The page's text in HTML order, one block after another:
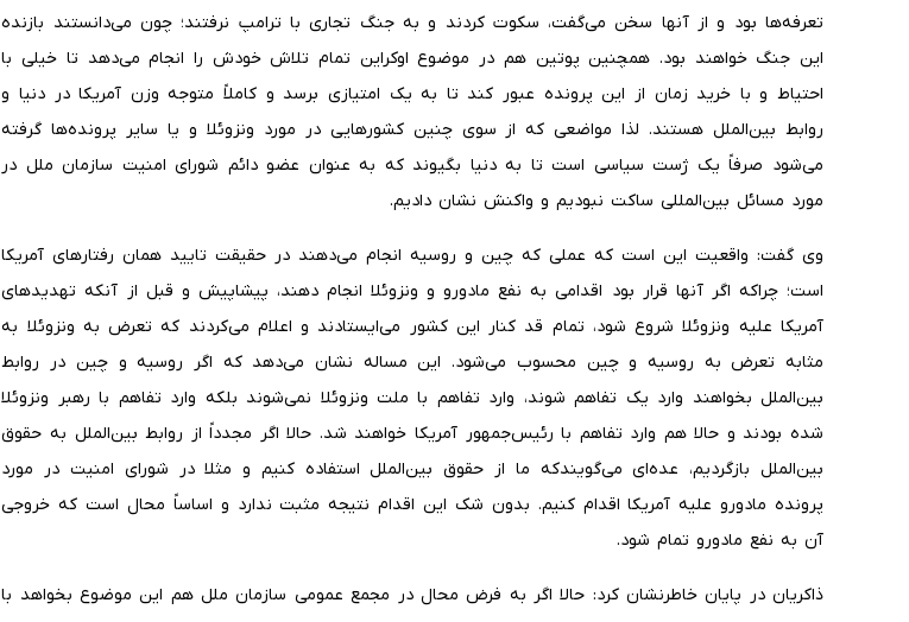
تعرفه‌ها بود و از آنها سخن می‌گفت، سکوت کردند و به جنگ تجاری با ترامپ نرفتند؛ چون می‌دانستند بازنده
این جنگ خواهند بود. همچنین پوتین هم در موضوع اوکراین تمام تلاش خودش را انجام می‌دهد تا خیلی با
احتیاط و با خرید زمان از این پرونده عبور کند تا به یک امتیازی برسد و کاملاً متوجه وزن آمریکا در دنیا و
روابط بین‌الملل هستند. لذا مواضعی که از سوی چنین کشورهایی در مورد ونزوئلا و یا سایر پرونده‌ها گرفته
می‌شود صرفاً یک ژست سیاسی است تا به دنیا بگیوند که به عنوان عضو دائم شورای امنیت سازمان ملل در
مورد مسائل بین‌المللی ساکت نبودیم و واکنش نشان دادیم.
وی گفت: واقعیت این است که عملی که چین و روسیه انجام می‌دهند در حقیقت تایید همان رفتارهای آمریکا
است؛ چراکه اگر آنها قرار بود اقدامی به نفع مادورو و ونزوئلا انجام دهند، پیشاپیش و قبل از آنکه تهدیدهای
آمریکا علیه ونزوئلا شروع شود، تمام قد کنار این کشور می‌ایستادند و اعلام می‌کردند که تعرض به ونزوئلا به
مثابه تعرض به روسیه و چین محسوب می‌شود. این مساله نشان می‌دهد که اگر روسیه و چین در روابط
بین‌الملل بخواهند وارد یک تفاهم شوند، وارد تفاهم با ملت ونزوئلا نمی‌شوند بلکه وارد تفاهم با رهبر ونزوئلا
شده بودند و حالا هم وارد تفاهم با رئیس‌جمهور آمریکا خواهند شد. حالا اگر مجدداً از روابط بین‌الملل به حقوق
بین‌الملل بازگردیم، عده‌ای می‌گویندکه ما از حقوق بین‌الملل استفاده کنیم و مثلا در شورای امنیت در مورد
پرونده مادورو علیه آمریکا اقدام کنیم. بدون شک این اقدام نتیجه مثبت ندارد و اساساً محال است که خروجی
آن به نفع مادورو تمام شود.
ذاکریان در پایان خاطرنشان کرد: حالا اگر به فرض محال در مجمع عمومی سازمان ملل هم این موضوع بخواهد با